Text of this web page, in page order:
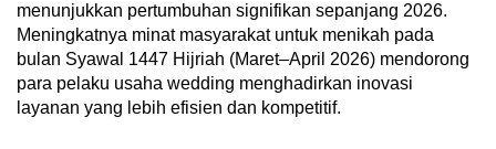
menunjukkan pertumbuhan signifikan sepanjang 2026.
Meningkatnya minat masyarakat untuk menikah pada
bulan Syawal 1447 Hijriah (Maret–April 2026) mendorong
para pelaku usaha wedding menghadirkan inovasi
layanan yang lebih efisien dan kompetitif.